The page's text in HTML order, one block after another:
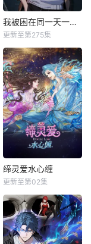
我被困在同一天一千年动态漫
更新至第275集
缔灵爱水心缠
更新至第02集